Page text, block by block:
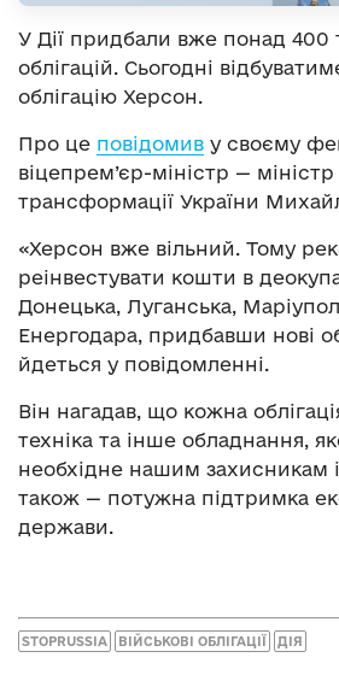
У Дії придбали вже понад 400
облігацій. Сьогодні
облігацію Херсон.
Про це повідомив у своєму
віцепрем’єр-міністр —
трансформації України
«Херсон вже вільний. Тому
реінвестувати кошти в
Донецька, Луганська,
Енергодара, придбавши нові
йдеться у повідомленні.
Він нагадав, що кожна
техніка та інше обладнання,
необхідне нашим захисникам
також — потужна підтримка
держави.
STOPRUSSIA ВІЙСЬКОВІ ОБЛІГАЦІЇ ДІЯ